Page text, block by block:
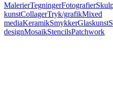
MalerierTegningerFotografier
kunstCollagerTryk/grafikMixed
mediaKeramikSmykkerGlaskunst
designMosaikStencilsPatchwork